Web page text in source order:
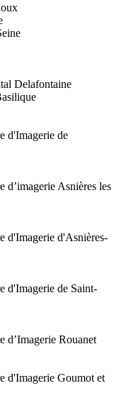
Delafontaine
d'Imagerie de
d’imagerie Asnières les
d'Imagerie d'Asnières-
d'Imagerie de Saint-
d’Imagerie Rouanet
d'Imagerie Goumot et